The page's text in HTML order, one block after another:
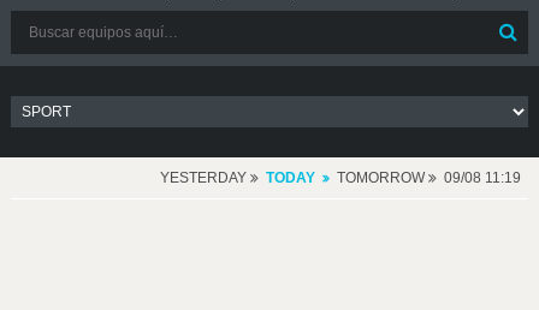
YESTERDAY TODAY TOMORROW 09/08 11:19